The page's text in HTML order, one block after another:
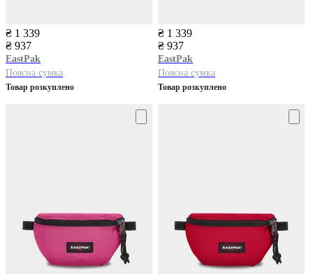
₴ 1 339
₴ 937
EastPak
Поясна сумка
Товар розкуплено
₴ 1 339
₴ 937
EastPak
Поясна сумка
Товар розкуплено